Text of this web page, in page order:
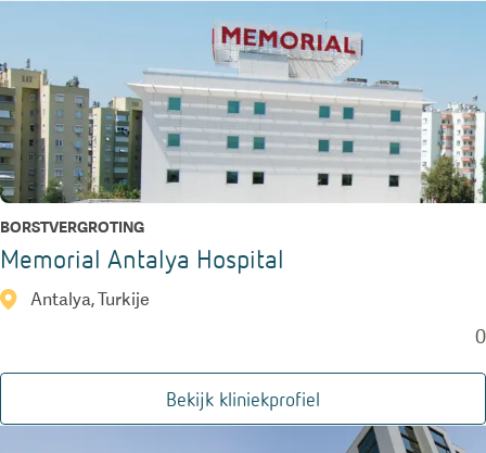
BORSTVERGROTING
Memorial Antalya Hospital
Antalya, Turkije
0
Bekijk kliniekprofiel